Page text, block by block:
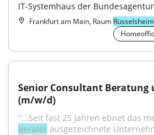
IT-Systemhaus der
Frankfurt am Main, Raum Rüsselsheim
Senior Consultant Beratung
(m/w/d)
Berater ausgezeichnete